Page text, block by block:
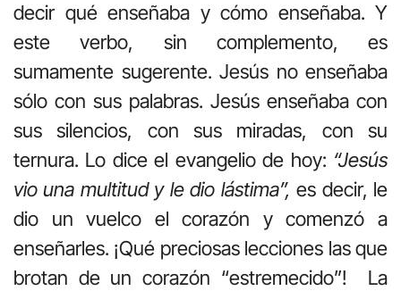
decir qué enseñaba y cómo enseñaba. Y
este verbo, sin complemento, es
sumamente sugerente. Jesús no enseñaba
sólo con sus palabras. Jesús enseñaba con
sus silencios, con sus miradas, con su
ternura. Lo dice el evangelio de hoy: “Jesús
vio una multitud y le dio lástima”, es decir, le
dio un vuelco el corazón y comenzó a
enseñarles. ¡Qué preciosas lecciones las que
brotan de un corazón “estremecido”! La